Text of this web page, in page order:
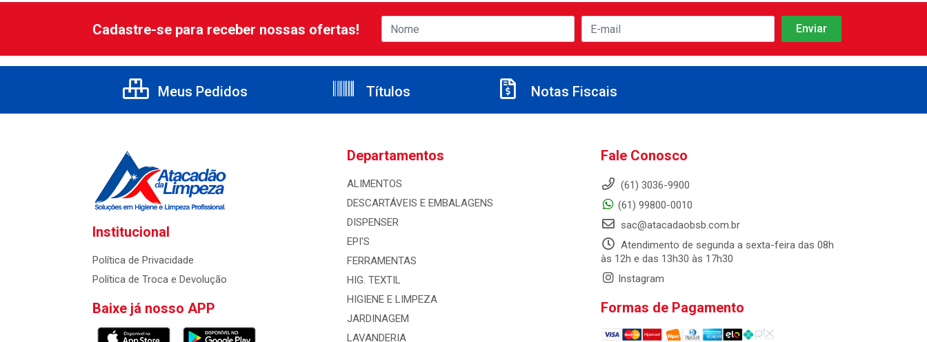
Cadastre-se para receber nossas ofertas!
Meus Pedidos Títulos Notas Fiscais
Institucional
Política de Privacidade
Política de Troca e Devolução
Baixe já nosso APP
Departamentos
ALIMENTOS
DESCARTÁVEIS E EMBALAGENS
DISPENSER
EPI'S
FERRAMENTAS
HIG. TEXTIL
HIGIENE E LIMPEZA
JARDINAGEM
LAVANDERIA
Fale Conosco
(61) 3036-9900
(61) 99800-0010
sac@atacadaobsb.com.br
Atendimento de segunda a sexta-feira das 08h
às 12h e das 13h30 às 17h30
Instagram
Formas de Pagamento